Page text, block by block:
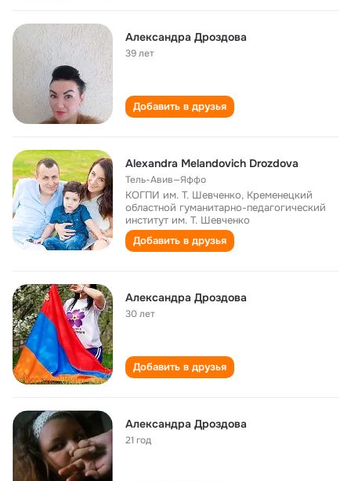
Александра Дроздова
39 лет
Добавить в друзья
Alexandra Melandovich Drozdova
Тель-Авив—Яффо
КОГПИ им. Т. Шевченко, Кременецкий
областной гуманитарно-педагогический
институт им. Т. Шевченко
Добавить в друзья
Александра Дроздова
30 лет
Добавить в друзья
Александра Дроздова
21 год